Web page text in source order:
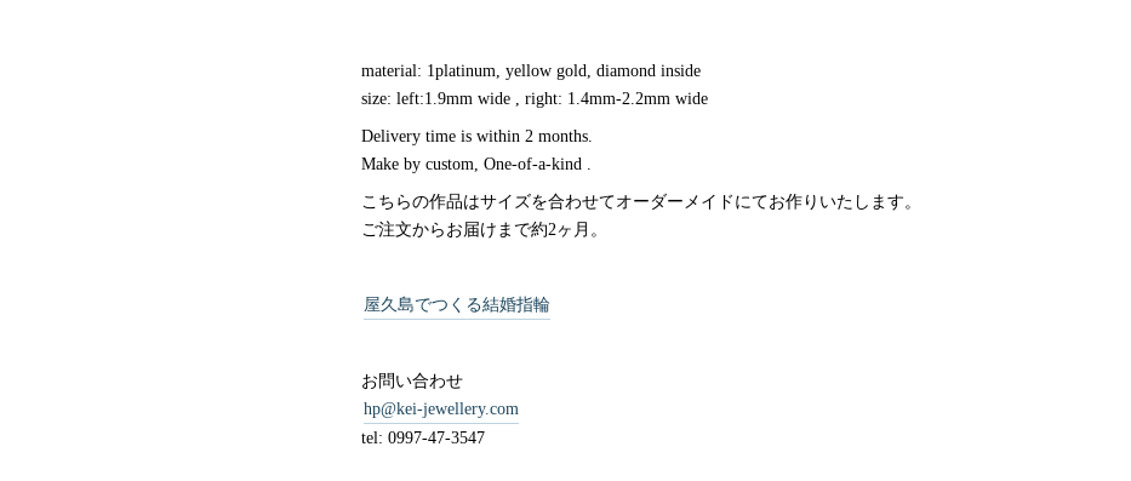
material: 1platinum, yellow gold, diamond inside
size: left:1.9mm wide , right: 1.4mm-2.2mm wide
Delivery time is within 2 months.
Make by custom, One-of-a-kind .
こちらの作品はサイズを合わせてオーダーメイドにてお作りいたします。
ご注文からお届けまで約2ヶ月。
屋久島でつくる結婚指輪
お問い合わせ
hp@kei-jewellery.com
tel: 0997-47-3547